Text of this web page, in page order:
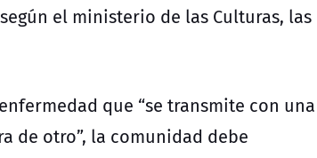
el ministerio de las Culturas, las
que “se transmite con una
de otro”, la comunidad debe